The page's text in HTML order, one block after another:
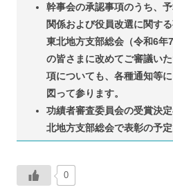
幹事会の承認事項のうち、
関係および役員改選に関す
東北地方支部総会（令和6年
の皆さまに改めてご審議い
項についても、各種通知等
図って参ります。
功績者審査委員会の受賞決
北地方支部総会で表彰の予定
0